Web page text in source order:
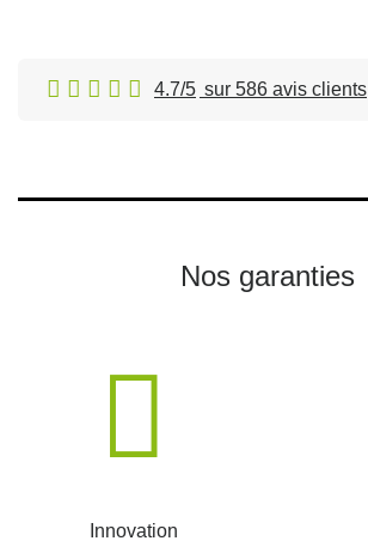
4.7/5 sur 586 avis clients
Nos garanties
Innovation